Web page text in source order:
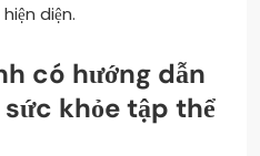
diện.
có hướng dẫn
khỏe tập thể